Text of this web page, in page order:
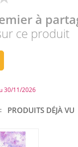
à
ce produit
30/11/2026
PRODUITS DÉJÀ VU